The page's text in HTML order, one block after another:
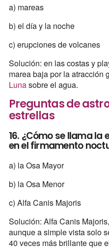
a) mareas
b) el día y la noche
c) erupciones de volcanes
Solución: en las costas y
marea baja por la atracción
Lunasobre el agua.
Preguntas de
estrellas
16. ¿Cómo se llama
en el firmamento
a) la Osa Mayor
b) la Osa Menor
c) Alfa Canis Majoris
Solución: Alfa Canis
aunque a simple vista solo
40 veces más brillante que